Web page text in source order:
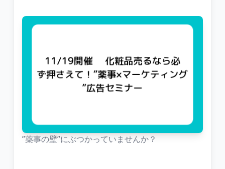
”薬事の壁”にぶつかっていませんか？